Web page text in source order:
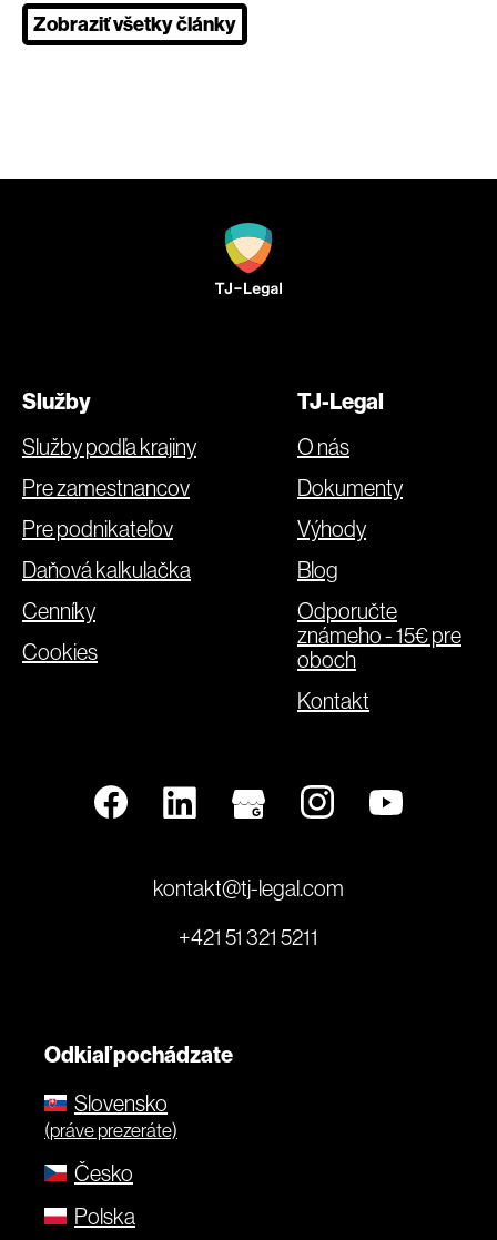
Zobraziť všetky články
Služby
Služby podľa krajiny
Pre zamestnancov
Pre podnikateľov
Daňová kalkulačka
Cenníky
Cookies
TJ-Legal
O nás
Dokumenty
Výhody
Blog
Odporučte
známeho - 15€ pre
oboch
Kontakt
kontakt@tj-legal.com
+421 51 321 5211
Odkiaľ pochádzate
Slovensko
(práve prezeráte)
Česko
Polska